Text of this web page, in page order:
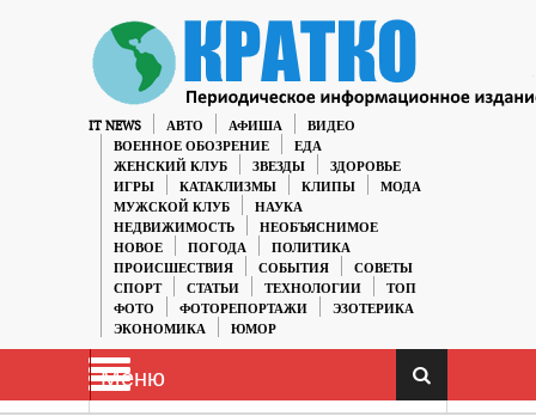
IT NEWS АВТО АФИША
ВИДЕО
ВОЕННОЕ ОБОЗРЕНИЕ
ЕДА
ЖЕНСКИЙ КЛУБ
ЗВЕЗДЫ
ЗДОРОВЬЕ
ИГРЫ
КАТАКЛИЗМЫ КЛИПЫ
МОДА
МУЖСКОЙ КЛУБ
НАУКА
НЕДВИЖИМОСТЬ
НЕОБЪЯСНИМОЕ
НОВОЕ
ПОГОДА
ПОЛИТИКА
ПРОИСШЕСТВИЯ
СОБЫТИЯ
СОВЕТЫ
СПОРТ
СТАТЬИ ТЕХНОЛОГИИ
ТОП
ФОТО
ФОТОРЕПОРТАЖИ
ЭЗОТЕРИКА
ЭКОНОМИКА
ЮМОР
Меню